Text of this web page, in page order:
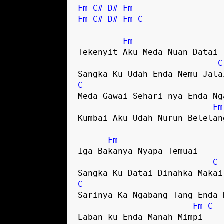
Fm C# D# Fm
Fm
C# D# Fm C
Fm
Tekenyit Aku Meda Nuan Datai
C
C
Meda Gawai Sehari nya Enda
Fm
Kumbai Aku Udah Nurun
Fm
Iga Bakanya Nyapa Temuai
C
C
Sarinya Ka Ngabang Tang Enda
Fm
C
Laban ku Enda Manah Mimpi